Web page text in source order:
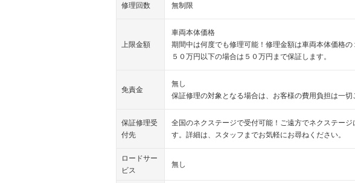
修理回数 無制限
上限金額
車両本体価格
期間中は何度でも修理可能！修理金額は車両本体価格
５０万円以下の場合は５０万円まで保証します。
免責金
無し
保証修理の対象となる場合は、お客様の費用負担は一切
保証修理受
付先
全国のネクステージで受付可能！ご遠方でネクステー
す。詳細は、スタッフまでお気軽にお尋ねください。
ロードサー
ビス
無し